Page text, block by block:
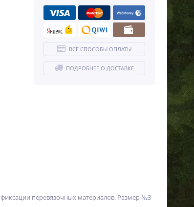
ВСЕ СПОСОБЫ ОПЛАТЫ
ПОДРОБНЕЕ О ДОСТАВКЕ
перевязочных материалов. Размер №3